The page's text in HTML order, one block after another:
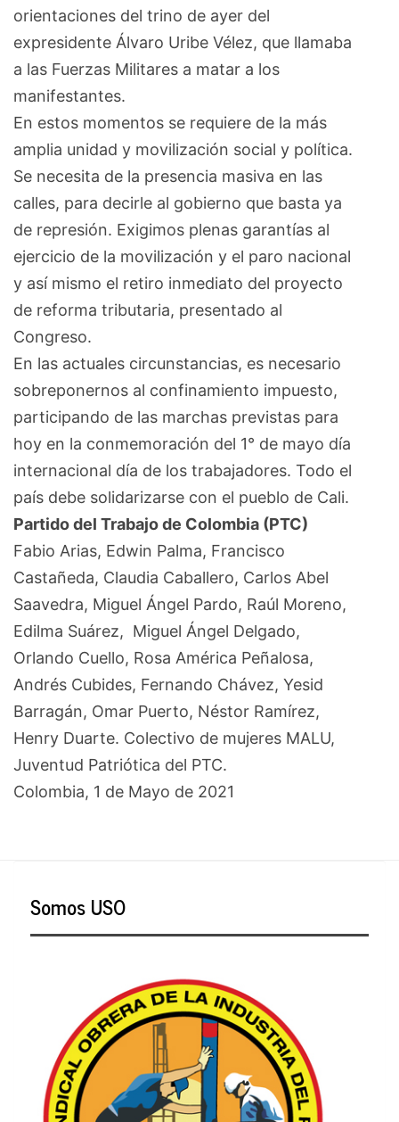
orientaciones del trino de ayer del
expresidente Álvaro Uribe Vélez, que llamaba
a las Fuerzas Militares a matar a los
manifestantes.
En estos momentos se requiere de la más
amplia unidad y movilización social y política.
Se necesita de la presencia masiva en las
calles, para decirle al gobierno que basta ya
de represión. Exigimos plenas garantías al
ejercicio de la movilización y el paro nacional
y así mismo el retiro inmediato del proyecto
de reforma tributaria, presentado al
Congreso.
En las actuales circunstancias, es necesario
sobreponernos al confinamiento impuesto,
participando de las marchas previstas para
hoy en la conmemoración del 1° de mayo día
internacional día de los trabajadores. Todo el
país debe solidarizarse con el pueblo de Cali.
Partido del Trabajo de Colombia (PTC)
Fabio Arias, Edwin Palma, Francisco
Castañeda, Claudia Caballero, Carlos Abel
Saavedra, Miguel Ángel Pardo, Raúl Moreno,
Edilma Suárez, Miguel Ángel Delgado,
Orlando Cuello, Rosa América Peñalosa,
Andrés Cubides, Fernando Chávez, Yesid
Barragán, Omar Puerto, Néstor Ramírez,
Henry Duarte. Colectivo de mujeres MALU,
Juventud Patriótica del PTC.
Colombia, 1 de Mayo de 2021
Somos USO